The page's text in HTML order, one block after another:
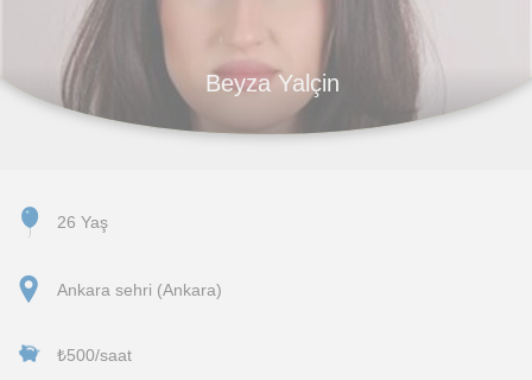
Beyza Yalçin
26 Yaş
Ankara sehri (Ankara)
₺500/saat